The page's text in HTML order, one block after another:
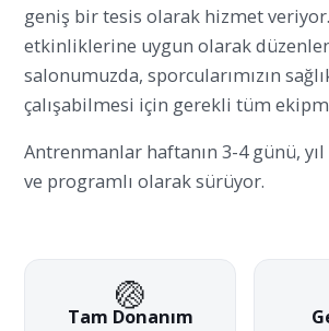
geniş bir tesis olarak hizmet
etkinliklerine uygun olarak
salonumuzda, sporcularımızın
çalışabilmesi için gerekli tüm
Antrenmanlar haftanın 3-4 günü, yıl
ve programlı olarak sürüyor.
🏐
Tam Donanım